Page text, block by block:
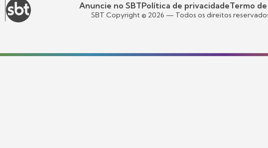
Anuncie no SBTPolítica de privacidadeTermo de
SBT Copyright © 2026 — Todos os direitos